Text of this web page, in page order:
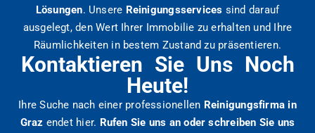
Lösungen. Unsere Reinigungsservices sind darauf
ausgelegt, den Wert Ihrer Immobilie zu erhalten und Ihre
Räumlichkeiten in bestem Zustand zu präsentieren.
Kontaktieren Sie Uns Noch
Heute!
Ihre Suche nach einer professionellen Reinigungsfirma in
Graz endet hier. Rufen Sie uns an oder schreiben Sie uns